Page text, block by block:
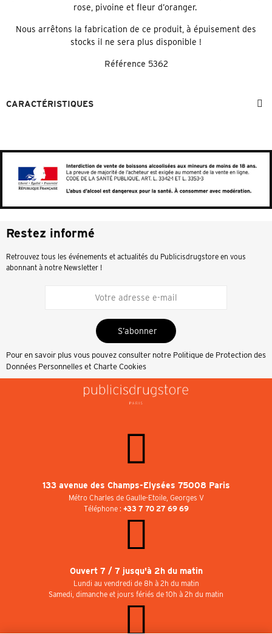
rose, pivoine et fleur d’oranger.
Nous arrêtons la fabrication de ce produit, à épuisement des
stocks il ne sera plus disponible !
Référence 5362
CARACTÉRISTIQUES
Restez informé
Retrouvez tous les événements et actualités du Publicisdrugstore en vous
abonnant à notre Newsletter !
S’abonner
Pour en savoir plus vous pouvez consulter notre Politique de Protection des
Données Personnelles et Charte Cookies
133 avenue des Champs-Elysées 75008 Paris
Métro Charles de Gaulle-Etoile, Georges V
Téléphone : +33 7 70 27 69 69
Ouvert 7 / 7 jusqu'à 2h du matin
Lundi au vendredi de 8h à 2h du matin
Samedi, dimanche et jours fériés de 10h à 2h du matin